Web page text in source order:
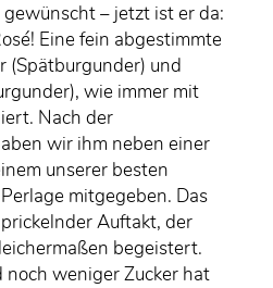
– jetzt ist er da:
Eine fein abgestimmte
(Spätburgunder) und
wie immer mit
Nach der
wir ihm neben einer
unserer besten
mitgegeben. Das
Auftakt, der
begeistert.
noch weniger Zucker hat